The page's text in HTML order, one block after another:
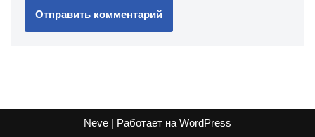
Neve | Работает на WordPress